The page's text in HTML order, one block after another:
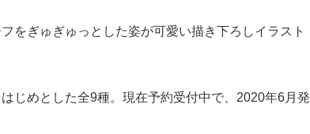
をぎゅぎゅっとした姿が可愛い描き下ろしイラスト
じめとした全9種。現在予約受付中で、2020年6月発